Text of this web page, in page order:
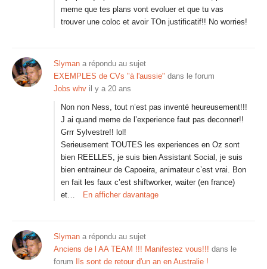
meme que tes plans vont evoluer et que tu vas
trouver une coloc et avoir TOn justificatif!! No worries!
Slyman a répondu au sujet
EXEMPLES de CVs "à l'aussie" dans le forum
Jobs whv il y a 20 ans
Non non Ness, tout n’est pas inventé heureusement!!!
J ai quand meme de l’experience faut pas deconner!!
Grrr Sylvestre!! lol!
Serieusement TOUTES les experiences en Oz sont
bien REELLES, je suis bien Assistant Social, je suis
bien entraineur de Capoeira, animateur c’est vrai. Bon
en fait les faux c’est shiftworker, waiter (en france)
et…
En afficher davantage
Slyman a répondu au sujet
Anciens de l AA TEAM !!! Manifestez vous!!! dans le
forum
Ils sont de retour d'un an en Australie !